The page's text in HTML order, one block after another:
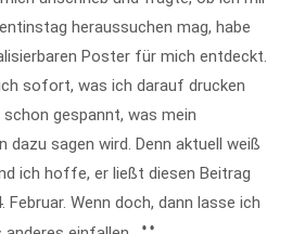
heraussuchen mag, habe
Poster für mich entdeckt.
sofort, was ich darauf drucken
gespannt, was mein
dazu sagen wird. Denn aktuell weiß
ich hoffe, er ließt diesen Beitrag
Februar. Wenn doch, dann lasse ich